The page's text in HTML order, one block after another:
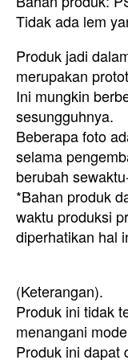
Tidak ada lem
Produk jadi
merupakan
Ini mungkin
sesungguhnya.
Beberapa foto
selama
berubah
*Bahan produk
waktu produksi
diperhatikan hal
(Keterangan).
Produk ini tidak
menangani
Produk ini dapat